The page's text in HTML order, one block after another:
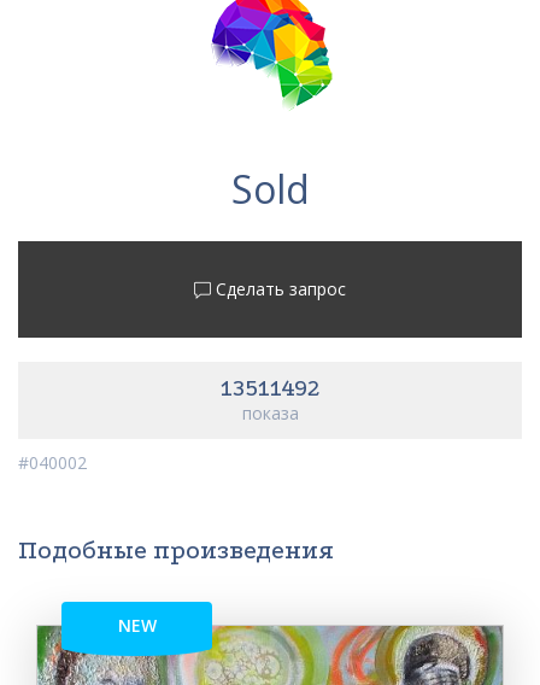
Sold
Сделать запрос
13511492
показа
#040002
Подобные произведения
NEW